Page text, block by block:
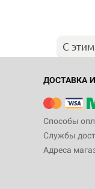
С
ДОСТАВКА
Способы
Службы
Адреса